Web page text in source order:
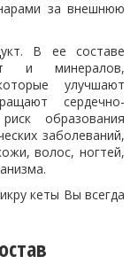
за внешнюю
В ее составе
и минералов,
улучшают
сердечно-
образования
заболеваний,
волос, ногтей,
кеты Вы всегда